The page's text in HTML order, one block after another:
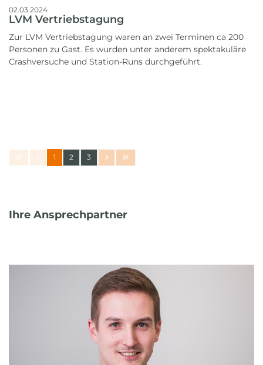
02.03.2024
LVM Vertriebstagung
Zur LVM Vertriebstagung waren an zwei Terminen ca 200
Personen zu Gast. Es wurden unter anderem spektakuläre
Crashversuche und Station-Runs durchgeführt.
1 2 3
Ihre Ansprechpartner